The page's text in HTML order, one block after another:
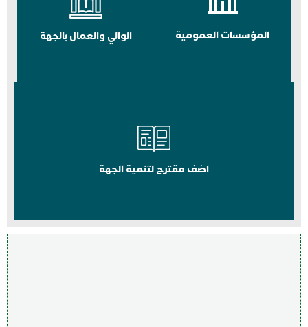
المؤسسات العمومية الوالي والعمال بالجهة
اضف مقترح لتنمية الجهة